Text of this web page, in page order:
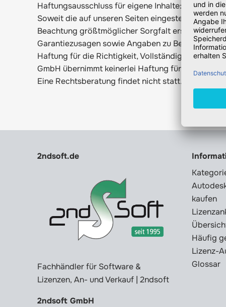
Haftungsausschluss für eigene Inhalte:
Soweit die auf unseren Seiten eingestellten
Beachtung größtmöglicher Sorgfalt erstellt.
Garantiezusagen sowie Angaben zu
Haftung für die Richtigkeit, Vollständigkeit und
GmbH übernimmt keinerlei Haftung für
Eine Rechtsberatung findet nicht statt.
2ndsoft.de
Fachhändler für Software &
Lizenzen, An- und Verkauf | 2ndsoft
2ndsoft GmbH
kaufen
Häufig
Lizenz-
Glossar